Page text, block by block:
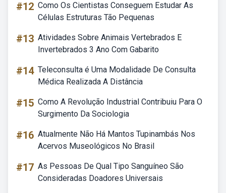
#12 Como Os Cientistas Conseguem Estudar As
Células Estruturas Tão Pequenas
#13 Atividades Sobre Animais Vertebrados E
Invertebrados 3 Ano Com Gabarito
#14 Teleconsulta é Uma Modalidade De Consulta
Médica Realizada A Distância
#15 Como A Revolução Industrial Contribuiu Para O
Surgimento Da Sociologia
#16 Atualmente Não Há Mantos Tupinambás Nos
Acervos Museológicos No Brasil
#17 As Pessoas De Qual Tipo Sanguíneo São
Consideradas Doadores Universais